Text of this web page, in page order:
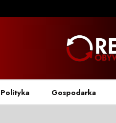
Polityka Gospodarka